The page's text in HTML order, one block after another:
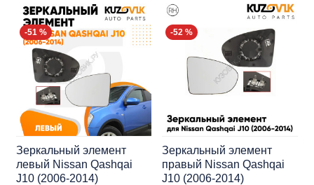
-51 %
Зеркальный элемент
левый Nissan Qashqai
J10 (2006-2014)
-52 %
Зеркальный элемент
правый Nissan Qashqai
J10 (2006-2014)